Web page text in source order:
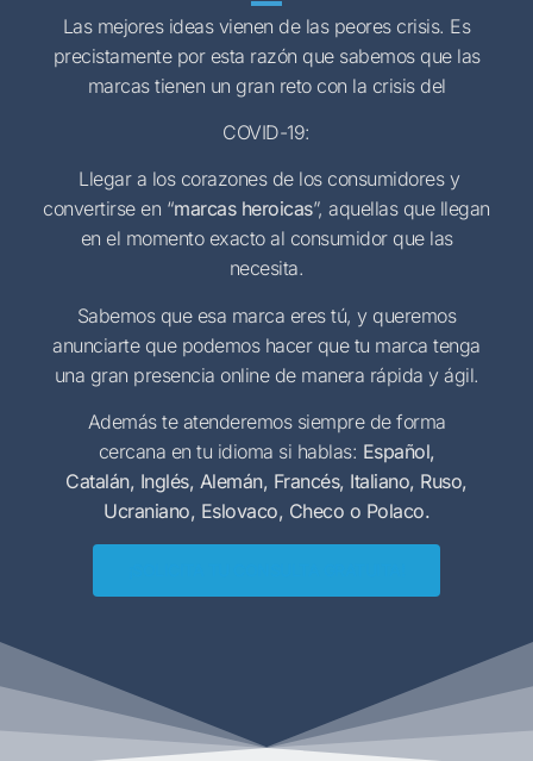
Las mejores ideas vienen de las peores crisis. Es
precistamente por esta razón que sabemos que las
marcas tienen un gran reto con la crisis del
COVID-19:
Llegar a los corazones de los consumidores y
convertirse en “marcas heroicas”, aquellas que llegan
en el momento exacto al consumidor que las
necesita.
Sabemos que esa marca eres tú, y queremos
anunciarte que podemos hacer que tu marca tenga
una gran presencia online de manera rápida y ágil.
Además te atenderemos siempre de forma
cercana en tu idioma si hablas: Español,
Catalán, Inglés, Alemán, Francés, Italiano, Ruso,
Ucraniano, Eslovaco, Checo o Polaco.